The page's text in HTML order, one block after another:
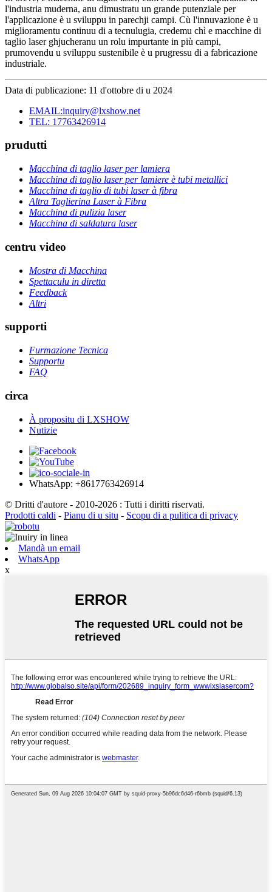
l'industria muderna, anu dimustratu un grande putenziale per
l'applicazione è u sviluppu in parechji campi. Cù l'innuvazione è u
miglioramentu continuu di a tecnulugia, credemu chì e macchine di
taglio laser ghjucheranu un rolu impurtante in più campi,
prumovendu u sviluppu sustenibile è u prugressu di a fabricazione
industriale.
Data di publicazione: 11 d'ottobre di u 2024
EMAIL:inquiry@lxshow.net
TEL: 17763426914
prudutti
Macchina di taglio laser per lamiera
Macchina di taglio laser per lamiere è tubi metallici
Macchina di taglio di tubi laser à fibra
Altra Taglierina Laser à Fibra
Macchina di pulizia laser
Macchina di saldatura laser
centru video
Mostra di Macchina
Spettaculu in diretta
Feedback
Altri
supporti
Furmazione Tecnica
Supportu
FAQ
circa
À propositu di LXSHOW
Nutizie
WhatsApp: +8617763426914
© Dritti d'autore - 2010-2026 : Tutti i diritti riservati.
Prodotti caldi - Pianu di u situ - Scopu di a pulitica di privacy
Mandà un email
WhatsApp
x